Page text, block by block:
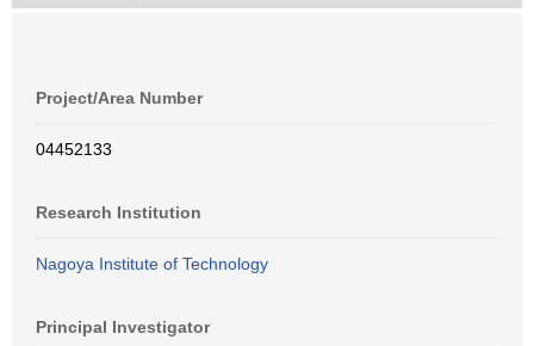
Project/Area Number
04452133
Research Institution
Nagoya Institute of Technology
Principal Investigator